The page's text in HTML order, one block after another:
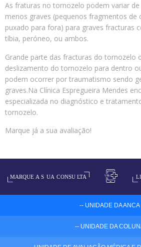
As fraturas no tornozelo podem variar
menos graves (pequenos fragmentos de
puxado para fora) para graves fracturas
tíbia, peróneo, ou ambos.
Grande parte das fracturas do tornozelo
deslizamento do tornozelo para dentro
podem ocorrer por traumatismo sendo
graves.Na Clínica Espregueira Mendes
especializada no diagnóstico e
tornozelo.
Marque já a sua avaliação!
-- UNIDADE DA ANCA
-- UNIDADE DA